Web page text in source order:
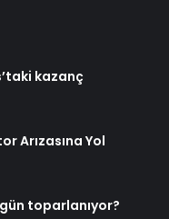
kazanç
Arızasına Yol
toparlanıyor?